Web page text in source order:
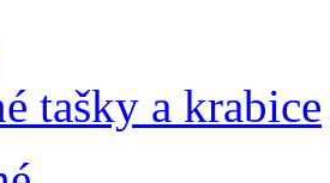
tašky a krabice